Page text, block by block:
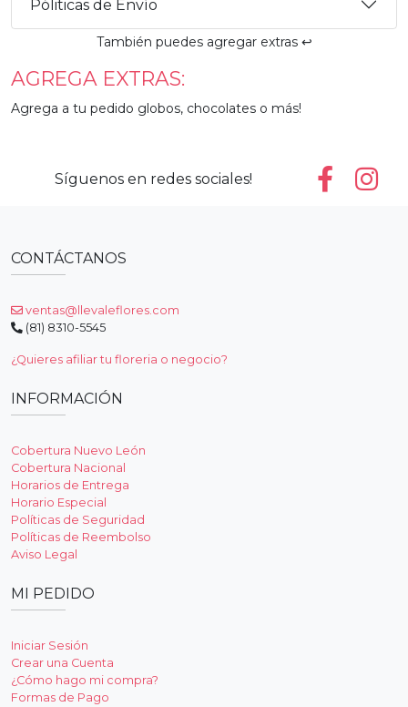
Póliticas de Envío
También puedes agregar extras ↩️
AGREGA EXTRAS:
Agrega a tu pedido globos, chocolates o más!
Síguenos en redes sociales!
CONTÁCTANOS
ventas@llevaleflores.com
(81) 8310-5545
¿Quieres afiliar tu floreria o negocio?
INFORMACIÓN
Cobertura Nuevo León
Cobertura Nacional
Horarios de Entrega
Horario Especial
Políticas de Seguridad
Políticas de Reembolso
Aviso Legal
MI PEDIDO
Iniciar Sesión
Crear una Cuenta
¿Cómo hago mi compra?
Formas de Pago